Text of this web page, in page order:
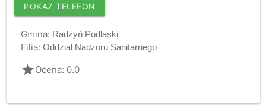
POKAŻ TELEFON
Gmina: Radzyń Podlaski
Filia: Oddział Nadzoru Sanitarnego
gradeOcena: 0.0